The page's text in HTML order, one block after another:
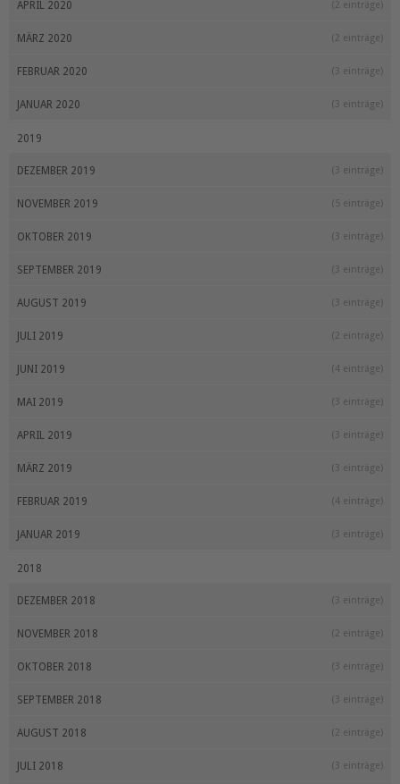
APRIL 2020 (2 einträge)
MÄRZ 2020 (2 einträge)
FEBRUAR 2020 (3 einträge)
JANUAR 2020 (3 einträge)
2019
DEZEMBER 2019 (3 einträge)
NOVEMBER 2019 (5 einträge)
OKTOBER 2019 (3 einträge)
SEPTEMBER 2019 (3 einträge)
AUGUST 2019 (3 einträge)
JULI 2019 (2 einträge)
JUNI 2019 (4 einträge)
MAI 2019 (3 einträge)
APRIL 2019 (3 einträge)
MÄRZ 2019 (3 einträge)
FEBRUAR 2019 (4 einträge)
JANUAR 2019 (3 einträge)
2018
DEZEMBER 2018 (3 einträge)
NOVEMBER 2018 (2 einträge)
OKTOBER 2018 (3 einträge)
SEPTEMBER 2018 (3 einträge)
AUGUST 2018 (2 einträge)
JULI 2018 (3 einträge)